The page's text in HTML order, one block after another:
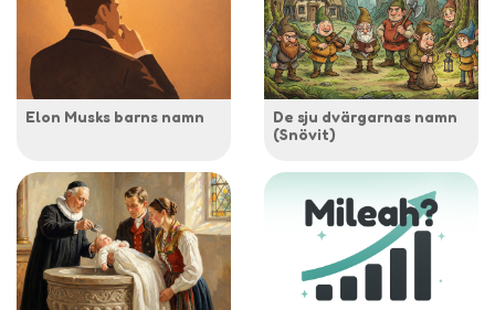
Elon Musks barns namn
De sju dvärgarnas namn
(Snövit)